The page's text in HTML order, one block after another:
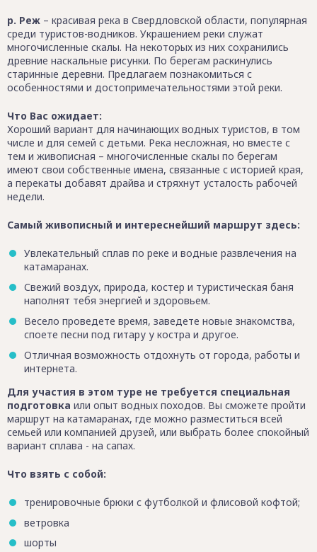
р. Реж – красивая река в Свердловской области, популярная
среди туристов-водников. Украшением реки служат
многочисленные скалы. На некоторых из них сохранились
древние наскальные рисунки. По берегам раскинулись
старинные деревни. Предлагаем познакомиться с
особенностями и достопримечательностями этой реки.
Что Вас ожидает:
Хороший вариант для начинающих водных туристов, в том
числе и для семей с детьми. Река несложная, но вместе с
тем и живописная – многочисленные скалы по берегам
имеют свои собственные имена, связанные с историей края,
а перекаты добавят драйва и стряхнут усталость рабочей
недели.
Самый живописный и интереснейший маршрут здесь:
Увлекательный сплав по реке и водные развлечения на
катамаранах.
Свежий воздух, природа, костер и туристическая баня
наполнят тебя энергией и здоровьем.
Весело проведете время, заведете новые знакомства,
споете песни под гитару у костра и другое.
Отличная возможность отдохнуть от города, работы и
интернета.
Для участия в этом туре не требуется специальная
подготовка или опыт водных походов. Вы сможете пройти
маршрут на катамаранах, где можно разместиться всей
семьей или компанией друзей, или выбрать более спокойный
вариант сплава - на сапах.
Что взять с собой:
тренировочные брюки с футболкой и флисовой кофтой;
ветровка
шорты